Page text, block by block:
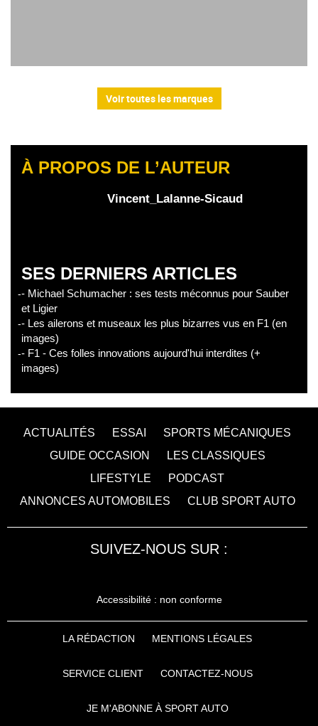
Voir toutes les marques
À PROPOS DE L’AUTEUR
Vincent_Lalanne-Sicaud
SES DERNIERS ARTICLES
- Michael Schumacher : ses tests méconnus pour Sauber
et Ligier
- Les ailerons et museaux les plus bizarres vus en F1 (en
images)
- F1 - Ces folles innovations aujourd'hui interdites (+
images)
ACTUALITÉS ESSAI
SPORTS MÉCANIQUES
GUIDE OCCASION
LES CLASSIQUES
LIFESTYLE
PODCAST
ANNONCES AUTOMOBILES
CLUB SPORT AUTO
SUIVEZ-NOUS SUR :
Accessibilité : non conforme
LA RÉDACTION MENTIONS LÉGALES
SERVICE CLIENT CONTACTEZ-NOUS
JE M'ABONNE À SPORT AUTO